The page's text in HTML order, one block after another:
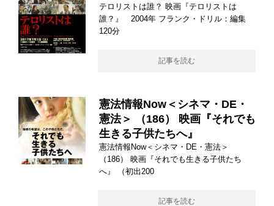
テロリストは誰？ 映画『テロリストは
誰？』 2004年 フランク・ドリル：編集
120分
記事を読む
憲法情報Now＜シネマ・DE・
憲法＞ （186） 映画『それでも
生きる子供たちへ』
憲法情報Now＜シネマ・DE・憲法＞
（186） 映画『それでも生きる子供たち
へ』 （初出200
記事を読む